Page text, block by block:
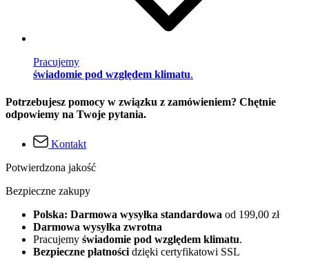
Pracujemy
świadomie pod względem klimatu.
Potrzebujesz pomocy w związku z zamówieniem? Chętnie
odpowiemy na Twoje pytania.
Kontakt
Potwierdzona jakość
Bezpieczne zakupy
Polska: Darmowa wysyłka standardowa od 199,00 zł
Darmowa wysyłka zwrotna
Pracujemy świadomie pod względem klimatu.
Bezpieczne płatności dzięki certyfikatowi SSL